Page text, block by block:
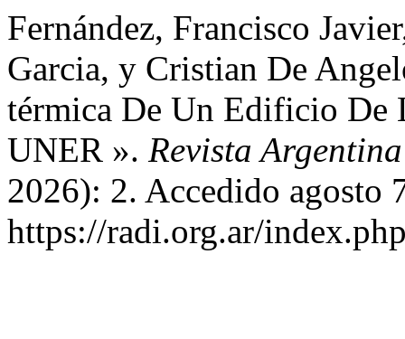
Fernández, Francisco
Garcia, y Cristian De
térmica De Un Edificio De
UNER ». Revista
2026): 2. Accedido agosto
https://radi.org.ar/